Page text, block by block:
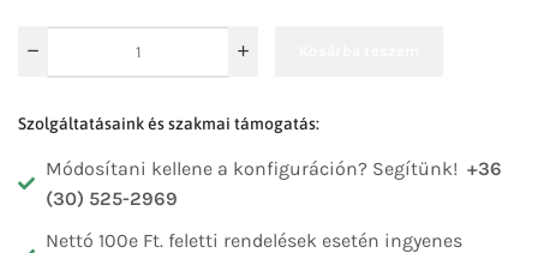
Szolgáltatásaink és szakmai támogatás:
Módosítani kellene a konfiguráción? Segítünk! +36
(30) 525-2969
Nettó 100e Ft. feletti rendelések esetén ingyenes